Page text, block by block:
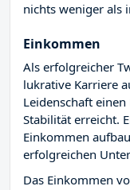
nichts weniger als
Einkommen
Als erfolgreicher
lukrative Karriere
Leidenschaft
Stabilität erreicht.
Einkommen
erfolgreichen
Das Einkommen